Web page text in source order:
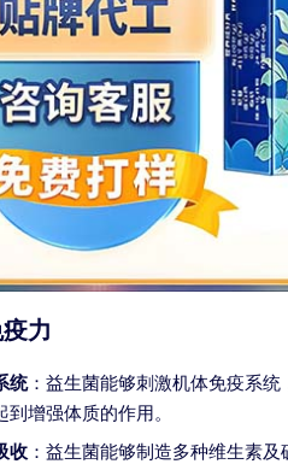
力
统：益生菌能够刺激机体免疫系
到增强体质的作用。
收 ：益生菌能够制造多种维生素